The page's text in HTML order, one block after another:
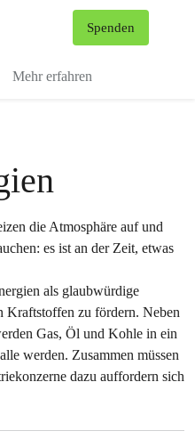
Spenden
Mehr erfahren
die Atmosphäre auf und
es ist an der Zeit, etwas
als glaubwürdige
Kraftstoffen zu fördern. Neben
Gas, Öl und Kohle in ein
werden. Zusammen müssen
dazu auffordern sich